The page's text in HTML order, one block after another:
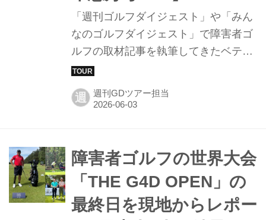
「週刊ゴルフダイジェスト」や「みん
なのゴルフダイジェスト」で障害者ゴ
ルフの取材記事を執筆してきたベテラ
ン編集者が、日本だけでなく世界にア
ンテナを巡らせ、障害者ゴルフのさま
ざまな情報を紹介する連載。今回は前
週 週刊GDツアー担当
障害者ゴルフの世界大会
「THE G4D OPEN」の
最終日を現地からレポー